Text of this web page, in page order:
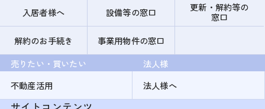
入居者様へ
設備等の窓口
更新・解約等の
窓口
解約のお手続き
事業用物件の窓口
売りたい・買いたい
不動産活用
法人様
法人様へ